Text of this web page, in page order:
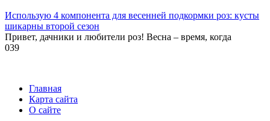
Использую 4 компонента для весенней подкормки роз: кусты
шикарны второй сезон
Привет, дачники и любители роз! Весна – время, когда
039
Главная
Карта сайта
О сайте